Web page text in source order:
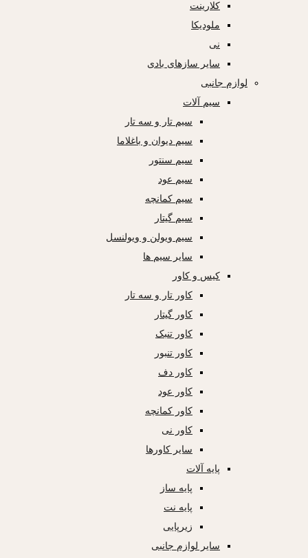
کلارینت
ملودیکا
نی
سایر سازهای بادی
لوازم جانبی
سیم آلات
سیم تار و سه تار
سیم دیوان و باغلاما
سیم سنتور
سیم عود
سیم کمانچه
سیم گیتار
سیم ویولن و ویولنسل
سایر سیم ها
کیس و کاور
کاور تار و سه تار
کاور گیتار
کاور تنبک
کاور تنبور
کاور دف
کاور عود
کاور کمانچه
کاور نی
سایر کاورها
پایه آلات
پایه ساز
پایه نت
زیرپایی
سایر لوازم جانبی